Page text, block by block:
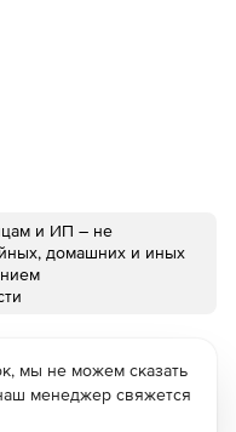
и ИП – не
домашних и иных
мы не можем сказать
менеджер свяжется